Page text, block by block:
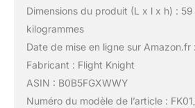
Dimensions du produit (L x l x h) :
kilogrammes
Date de mise en ligne sur
Fabricant : Flight Knight
ASIN : B0B5FGXWWY
Numéro du modèle de l’article :